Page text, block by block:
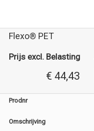
Flexo® PET
Prijs excl. Belasting
€ 44,43
Prodnr
Omschrijving